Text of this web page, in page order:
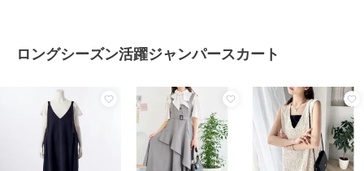
ロングシーズン活躍ジャンパースカート